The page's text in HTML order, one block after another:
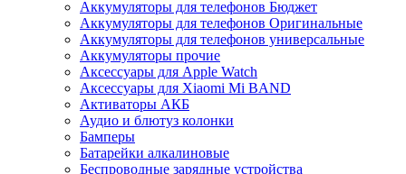
Аккумуляторы для телефонов Бюджет
Аккумуляторы для телефонов Оригинальные
Аккумуляторы для телефонов универсальные
Аккумуляторы прочие
Аксессуары для Apple Watch
Аксессуары для Xiaomi Mi BAND
Активаторы АКБ
Аудио и блютуз колонки
Бамперы
Батарейки алкалиновые
Беспроводные зарядные устройства